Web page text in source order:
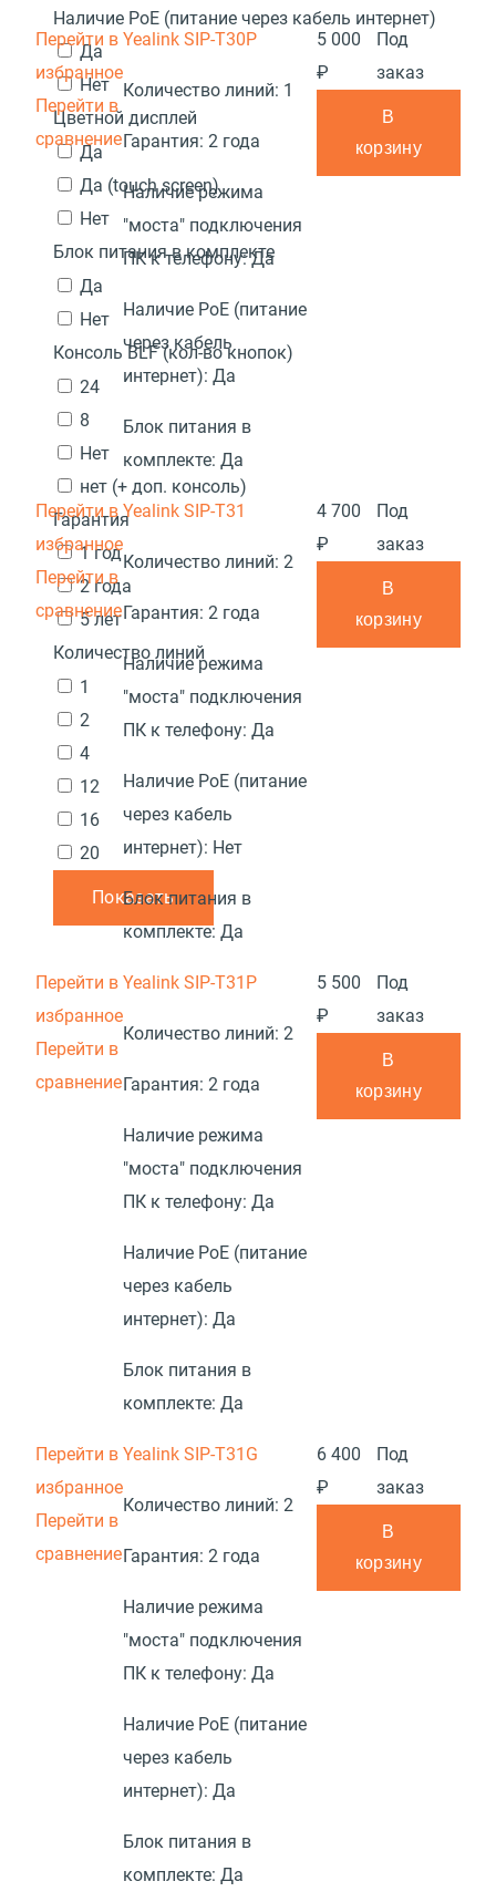
Наличие PoE (питание через кабель интернет)
Да
Нет
Цветной дисплей
Да
Да (touch screen)
Нет
Блок питания в комплекте
Да
Нет
Консоль BLF (кол-во кнопок)
24
8
Нет
нет (+ доп. консоль)
Гарантия
1 год
2 года
5 лет
Количество линий
1
2
4
12
16
20
Показать
Перейти в
избранное
Перейти в
сравнение
Yealink SIP-T30P
Количество линий: 1
Гарантия: 2 года
Наличие режима
"моста" подключения
ПК к телефону:Да
Наличие PoE (питание
через кабель
интернет): Да
Блок питания в
комплекте: Да
5 000
₽
Под
заказ
В
корзину
Перейти в
избранное
Перейти в
сравнение
Yealink SIP-T31
Количество линий: 2
Гарантия: 2 года
Наличие режима
"моста" подключения
ПК к телефону: Да
Наличие PoE (питание
через кабель
интернет): Нет
Блок питания в
комплекте: Да
4 700
₽
Под
заказ
В
корзину
Перейти в
избранное
Перейти в
сравнение
Yealink SIP-T31P
Количество линий: 2
Гарантия: 2 года
Наличие режима
"моста" подключения
ПК к телефону: Да
Наличие PoE (питание
через кабель
интернет): Да
Блок питания в
комплекте: Да
5 500
₽
Под
заказ
В
корзину
Перейти в
избранное
Перейти в
сравнение
Yealink SIP-T31G
Количество линий: 2
Гарантия: 2 года
Наличие режима
"моста" подключения
ПК к телефону: Да
Наличие PoE (питание
через кабель
интернет): Да
Блок питания в
комплекте: Да
6 400
₽
Под
заказ
В
корзину